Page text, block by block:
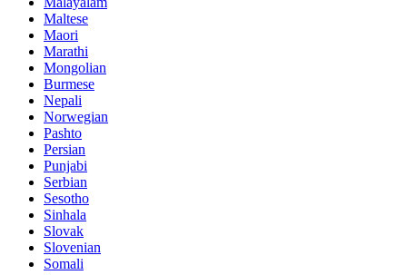
Maltese
Maori
Marathi
Mongolian
Burmese
Nepali
Norwegian
Pashto
Persian
Punjabi
Serbian
Sesotho
Sinhala
Slovak
Slovenian
Somali